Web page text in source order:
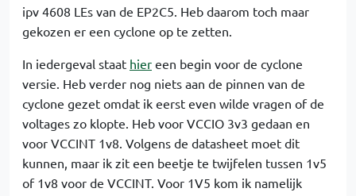
ipv 4608 LEs van de EP2C5. Heb daarom toch maar
gekozen er een cyclone op te zetten.
In iedergeval staat hier een begin voor de cyclone
versie. Heb verder nog niets aan de pinnen van de
cyclone gezet omdat ik eerst even wilde vragen of de
voltages zo klopte. Heb voor VCCIO 3v3 gedaan en
voor VCCINT 1v8. Volgens de datasheet moet dit
kunnen, maar ik zit een beetje te twijfelen tussen 1v5
of 1v8 voor de VCCINT. Voor 1V5 kom ik namelijk